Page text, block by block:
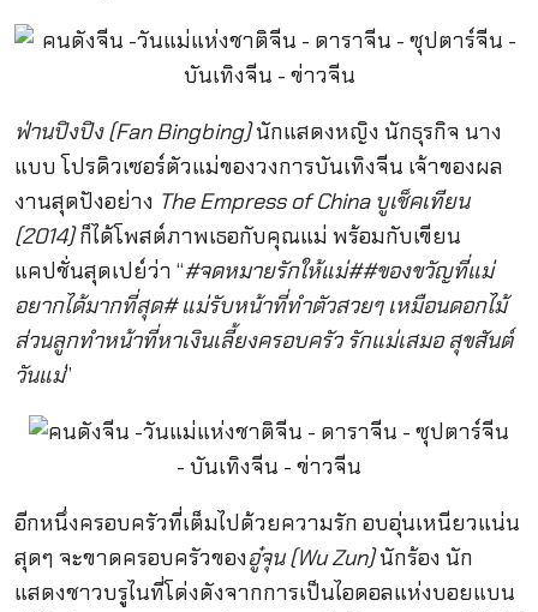
ฟ่านปิงปิง (Fan Bingbing)นักแสดงหญิง นักธุรกิจ นาง
แบบ โปรดิวเซอร์ตัวแม่ของวงการบันเทิงจีน เจ้าของผล
งานสุดปังอย่าง The Empress of China บูเช็คเทียน
(2014)ก็ได้โพสต์ภาพเธอกับคุณแม่ พร้อมกับเขียน
แคปชั่นสุดเปย์ว่า “#จดหมายรักให้แม่##ของขวัญที่แม่
อยากได้มากที่สุด# แม่รับหน้าที่ทำตัวสวยๆ เหมือนดอกไม้
ส่วนลูกทำหน้าที่หาเงินเลี้ยงครอบครัว รักแม่เสมอ สุขสันต์
วันแม่”
อีกหนึ่งครอบครัวที่เต็มไปด้วยความรัก อบอุ่นเหนียวแน่น
สุดๆ จะขาดครอบครัวของอู๋จุน (Wu Zun)นักร้อง นัก
แสดงชาวบรูไนที่โด่งดังจากการเป็นไอดอลแห่งบอยแบน